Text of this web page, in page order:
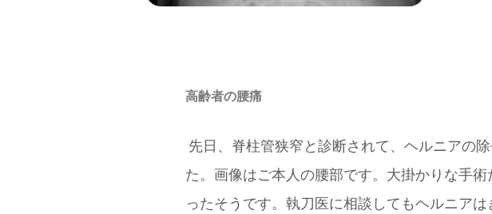
高齢者の腰痛
先日、脊柱管狭窄と診断されて、ヘルニアの
た。 画像はご本人の腰部です。 大掛かりな手
ったそうです。執刀医に相談してもヘルニア